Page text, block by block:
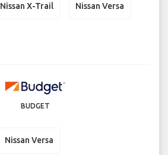
Nissan X-Trail Nissan Versa
BUDGET
Nissan Versa